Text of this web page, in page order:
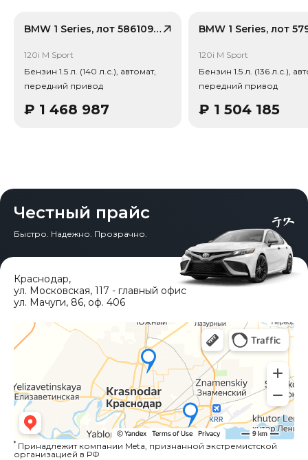
BMW 1 Series, лот 58610927
120i M Sport
Бензин 1.5 л. (140 л.с.), автомат,
передний привод
₽ 1 468 987
BMW 1 Series, лот
120i M Sport
Бензин 1.5 л. (136 л.с.),
передний привод
₽ 1 504 185
Честный прайс
Быстро. Надежно. Прозрачно.
Краснодар,
ул. Московская, 117 - главный офис
ул. Мачуги, 86, оф. 406
* Принадлежит компании Meta, признанной экстремистской
организацией в РФ